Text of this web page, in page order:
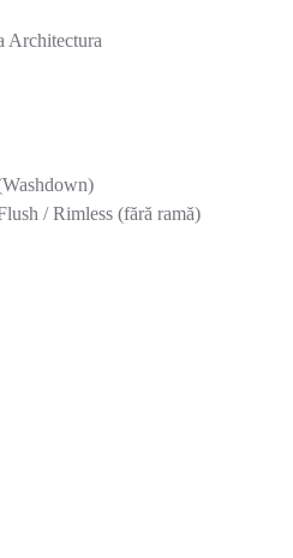
Architectura
/ Rimless (fără ramă)